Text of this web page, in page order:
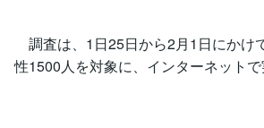
調査は、1日25日から2月1日にかけ
性1500人を対象に、インターネットで